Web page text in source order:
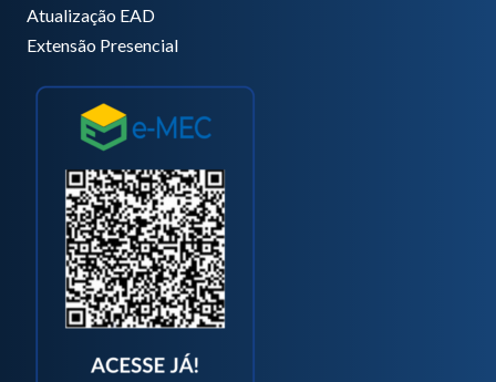
Atualização EAD
Extensão Presencial